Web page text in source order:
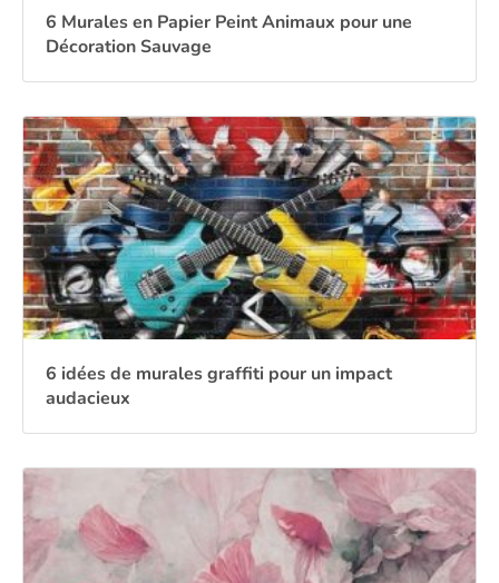
6 Murales en Papier Peint Animaux pour une
Décoration Sauvage
6 idées de murales graffiti pour un impact
audacieux